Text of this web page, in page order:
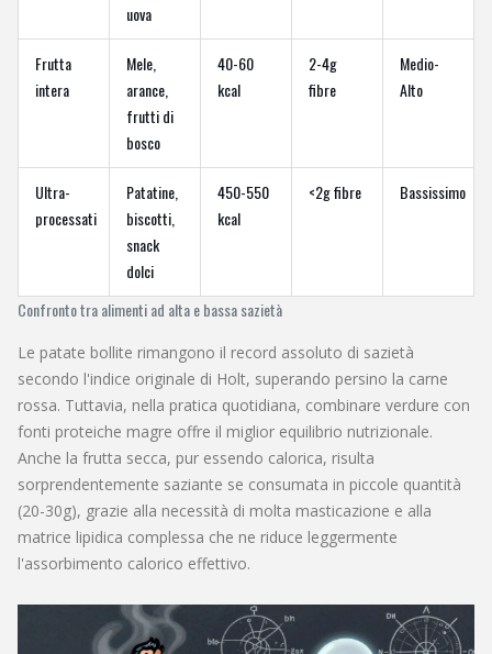
Confronto tra alimenti ad alta e bassa sazietà
uova
Frutta
intera
Mele,
arance,
frutti di
bosco
40-60
kcal
2-4g
fibre
Medio-
Alto
Ultra-
processati
Patatine,
biscotti,
snack
dolci
450-550
kcal
<2g fibre Bassissimo
Le patate bollite rimangono il record assoluto di sazietà
secondo l'indice originale di Holt, superando persino la carne
rossa. Tuttavia, nella pratica quotidiana, combinare verdure con
fonti proteiche magre offre il miglior equilibrio nutrizionale.
Anche la frutta secca, pur essendo calorica, risulta
sorprendentemente saziante se consumata in piccole quantità
(20-30g), grazie alla necessità di molta masticazione e alla
matrice lipidica complessa che ne riduce leggermente
l'assorbimento calorico effettivo.